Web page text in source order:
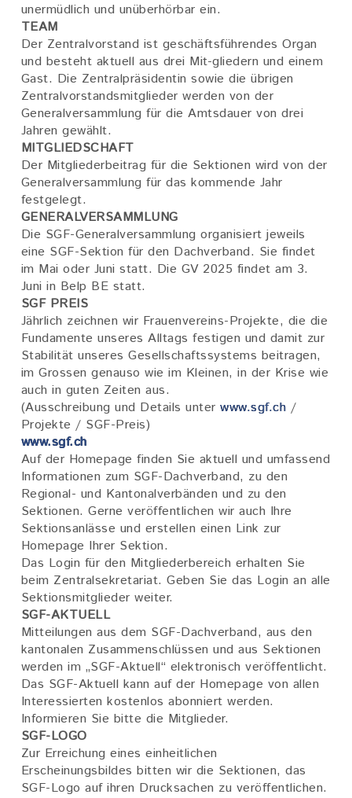
unermüdlich und unüberhörbar ein.
TEAM
Der Zentralvorstand ist geschäftsführendes Organ
und besteht aktuell aus drei Mit-gliedern und einem
Gast. Die Zentralpräsidentin sowie die übrigen
Zentralvorstandsmitglieder werden von der
Generalversammlung für die Amtsdauer von drei
Jahren gewählt.
MITGLIEDSCHAFT
Der Mitgliederbeitrag für die Sektionen wird von der
Generalversammlung für das kommende Jahr
festgelegt.
GENERALVERSAMMLUNG
Die SGF-Generalversammlung organisiert jeweils
eine SGF-Sektion für den Dachverband. Sie findet
im Mai oder Juni statt. Die GV 2025 findet am 3.
Juni in Belp BE statt.
SGF PREIS
Jährlich zeichnen wir Frauenvereins-Projekte, die die
Fundamente unseres Alltags festigen und damit zur
Stabilität unseres Gesellschaftssystems beitragen,
im Grossen genauso wie im Kleinen, in der Krise wie
auch in guten Zeiten aus.
(Ausschreibung und Details unterwww.sgf.ch /
Projekte / SGF-Preis)
www.sgf.ch
Auf der Homepage finden Sie aktuell und umfassend
Informationen zum SGF-Dachverband, zu den
Regional- und Kantonalverbänden und zu den
Sektionen. Gerne veröffentlichen wir auch Ihre
Sektionsanlässe und erstellen einen Link zur
Homepage Ihrer Sektion.
Das Login für den Mitgliederbereich erhalten Sie
beim Zentralsekretariat. Geben Sie das Login an alle
Sektionsmitglieder weiter.
SGF-AKTUELL
Mitteilungen aus dem SGF-Dachverband, aus den
kantonalen Zusammenschlüssen und aus Sektionen
werden im „SGF-Aktuell“ elektronisch veröffentlicht.
Das SGF-Aktuell kann auf der Homepage von allen
Interessierten kostenlos abonniert werden.
Informieren Sie bitte die Mitglieder.
SGF-LOGO
Zur Erreichung eines einheitlichen
Erscheinungsbildes bitten wir die Sektionen, das
SGF-Logo auf ihren Drucksachen zu veröffentlichen.